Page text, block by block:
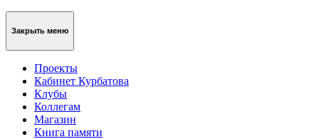
Закрыть меню
Проекты
Кабинет Курбатова
Клубы
Коллегам
Магазин
Книга памяти